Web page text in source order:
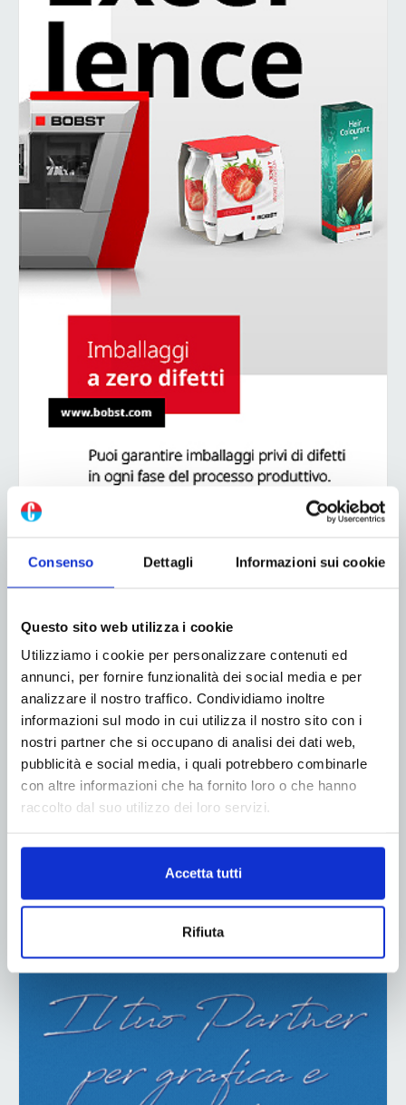
Consenso Dettagli Informazioni sui cookie
Questo sito web utilizza i cookie
Utilizziamo i cookie per personalizzare contenuti ed
annunci, per fornire funzionalità dei social media e per
analizzare il nostro traffico. Condividiamo inoltre
informazioni sul modo in cui utilizza il nostro sito con i
nostri partner che si occupano di analisi dei dati web,
pubblicità e social media, i quali potrebbero combinarle
con altre informazioni che ha fornito loro o che hanno
raccolto dal suo utilizzo dei loro servizi.
Accetta tutti
Rifiuta
ADV
ADV